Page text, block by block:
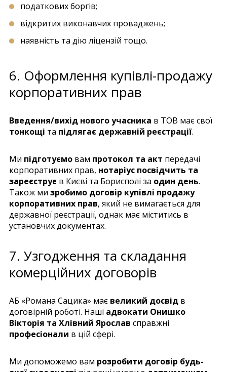
податкових боргів;
відкритих виконавчих проваджень;
наявність та дію ліцензій тощо.
6. Оформлення купівлі-продажу
корпоративних прав
Введення/вихід нового учасника в ТОВ має свої
тонкощі та підлягає державній реєстрації.
Ми підготуємо вам протокол та акт передачі
корпоративних прав, нотаріус посвідчить та
зареєструє в Києві та Борисполі за один день.
Також ми зробимо договір купівлі продажу
корпоративних прав, який не вимагається для
державної реєстрації, однак має міститись в
установчих документах.
7. Узгодження та складання
комерційних договорів
АБ «Романа Сацика» має великий досвід в
договірній роботі. Наші адвокати Онишко
Вікторія та Хлівний Ярослав справжні
професіонали в цій сфері.
Ми допоможемо вам розробити договір будь-